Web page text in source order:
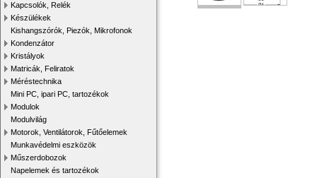
Kapcsolók, Relék
Készülékek
Kishangszórók, Piezók, Mikrofonok
Kondenzátor
Kristályok
Matricák, Feliratok
Méréstechnika
Mini PC, ipari PC, tartozékok
Modulok
Modulvilág
Motorok, Ventilátorok, Fűtőelemek
Munkavédelmi eszközök
Műszerdobozok
Napelemek és tartozékok